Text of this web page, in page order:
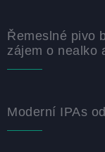
Řemeslné pivo
zájem o nealko
Moderní IPAs